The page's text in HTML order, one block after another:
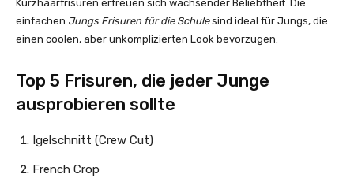
Kurzhaarfrisuren erfreuen sich wachsender Beliebtheit. Die
einfachen Jungs Frisuren für die Schulesind ideal für Jungs, die
einen coolen, aber unkomplizierten Look bevorzugen.
Top 5 Frisuren, die jeder Junge
ausprobieren sollte
Igelschnitt (Crew Cut)
French Crop